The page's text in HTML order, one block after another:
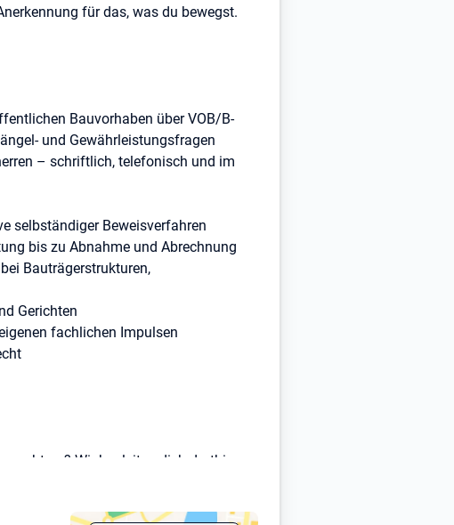
für das, was du bewegst.
Bauvorhaben über VOB/B-
und Gewährleistungsfragen
– schriftlich, telefonisch und im
selbständiger Beweisverfahren
bis zu Abnahme und Abrechnung
Bauträgerstrukturen,
Gerichten
fachlichen Impulsen
an? Wir begleiten dich dorthin –
eigenständig aus und bekommst